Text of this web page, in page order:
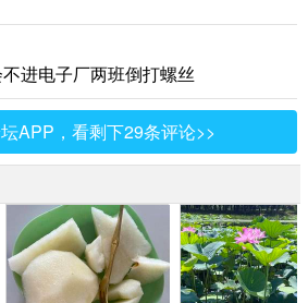
进电子厂两班倒打螺丝
APP，看剩下29条评论>>